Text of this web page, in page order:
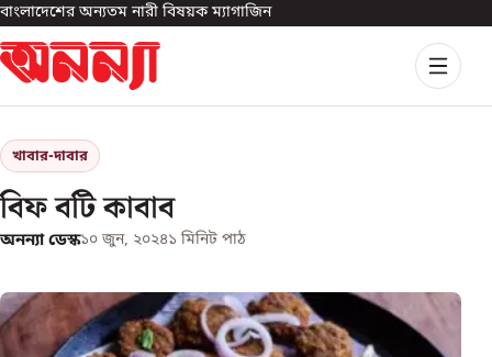
বাংলাদেশের অন্যতম নারী বিষয়ক ম্যাগাজিন
খাবার-দাবার
বিফ বটি কাবাব
অনন্যা ডেস্ক১০ জুন, ২০২৪১ মিনিট পাঠ